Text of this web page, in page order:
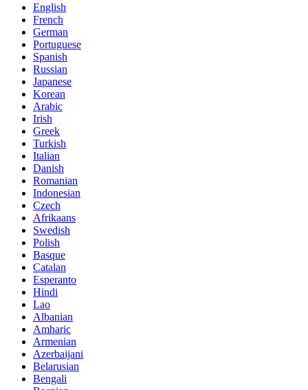
English
French
German
Portuguese
Spanish
Russian
Japanese
Korean
Arabic
Irish
Greek
Turkish
Italian
Danish
Romanian
Indonesian
Czech
Afrikaans
Swedish
Polish
Basque
Catalan
Esperanto
Hindi
Lao
Albanian
Amharic
Armenian
Azerbaijani
Belarusian
Bengali